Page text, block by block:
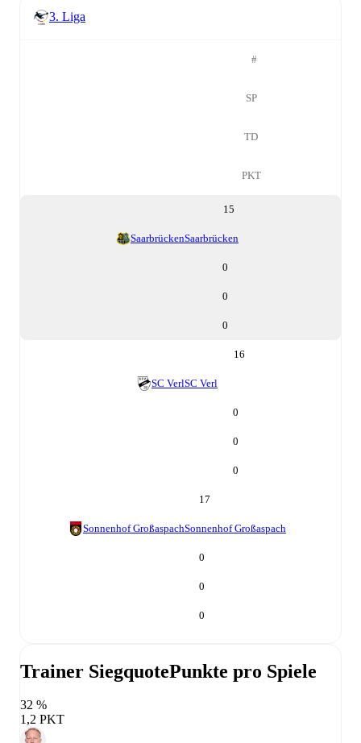
3. Liga
#
SP
TD
PKT
15
SaarbrückenSaarbrücken
0
0
0
16
SC VerlSC Verl
0
0
0
17
Sonnenhof GroßaspachSonnenhof Großaspach
0
0
0
Trainer SiegquotePunkte pro Spiele
32 %
1,2 PKT